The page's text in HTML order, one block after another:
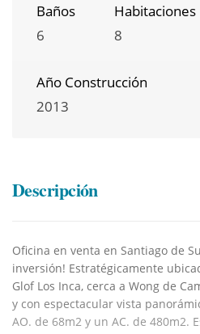
Baños
6
Habitaciones
8
Año Construcción
2013
Descripción
Oficina en venta en Santiago de
inversión! Estratégicamente
Glof Los Inca, cerca a Wong de
y con espectacular vista
AO. de 68m2 y un AC. de 480m2.